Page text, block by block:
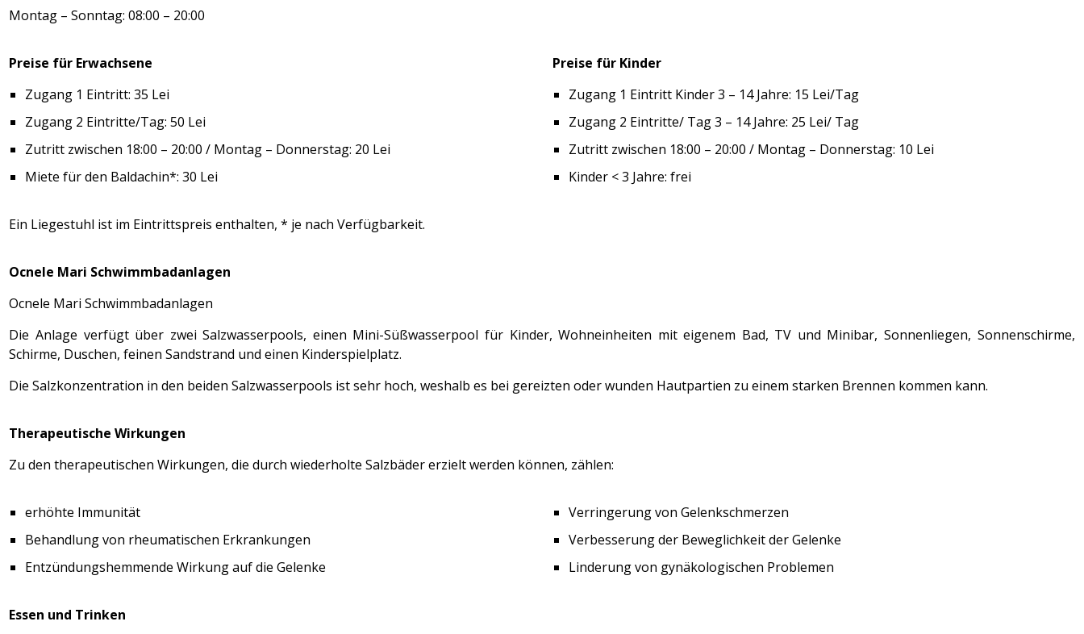
Montag – Sonntag: 08:00 – 20:00
Preise für Erwachsene
Zugang 1 Eintritt: 35 Lei
Zugang 2 Eintritte/Tag: 50 Lei
Zutritt zwischen 18:00 – 20:00 / Montag – Donnerstag: 20 Lei
Miete für den Baldachin*: 30 Lei
Preise für Kinder
Zugang 1 Eintritt Kinder 3 – 14 Jahre: 15 Lei/Tag
Zugang 2 Eintritte/ Tag 3 – 14 Jahre: 25 Lei/ Tag
Zutritt zwischen 18:00 – 20:00 / Montag – Donnerstag: 10 Lei
Kinder < 3 Jahre: frei
Ein Liegestuhl ist im Eintrittspreis enthalten, * je nach Verfügbarkeit.
Ocnele Mari Schwimmbadanlagen
Ocnele Mari Schwimmbadanlagen
Die Anlage verfügt über zwei Salzwasserpools, einen Mini-Süßwasserpool für Kinder, Wohneinheiten mit eigenem Bad, TV und Minibar, Sonnenliegen, Sonnenschirme,
Schirme, Duschen, feinen Sandstrand und einen Kinderspielplatz.
Die Salzkonzentration in den beiden Salzwasserpools ist sehr hoch, weshalb es bei gereizten oder wunden Hautpartien zu einem starken Brennen kommen kann.
Therapeutische Wirkungen
Zu den therapeutischen Wirkungen, die durch wiederholte Salzbäder erzielt werden können, zählen:
erhöhte Immunität
Behandlung von rheumatischen Erkrankungen
Entzündungshemmende Wirkung auf die Gelenke
Verringerung von Gelenkschmerzen
Verbesserung der Beweglichkeit der Gelenke
Linderung von gynäkologischen Problemen
Essen und Trinken